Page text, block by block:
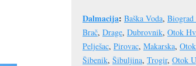
Dalmacija: Baška Voda,
Brač, Drage, Dubrovnik, Otok
Pelješac, Pirovac, Makarska,
Šibenik, Šibuljina, Trogir, Otok